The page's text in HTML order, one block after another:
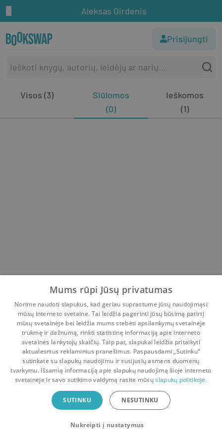
Aleksas Girdenis
Prisijungti
Visos (3)
Siūlomos
(0)
Ieškomos
(1)
Pradinis Krepšelis Pokalbiai Pranešimai Paskyra
Bookswap programėlė
Mainykis knygomis dar patogiau!
Uždaryti
Mums rūpi Jūsų privatumas
Norime naudoti slapukus, kad geriau suprastume jūsų naudojimąsi
mūsų interneto svetaine. Tai leidžia pagerinti jūsų būsimą patirtį
mūsų svetainėje bei leidžia mums stebėti apsilankymų svetainėje
trukmę ir dažnumą, rinkti statistinę informaciją apie interneto
svetainės lankytojų skaičių. Taip pat, slapukai leidžia pritaikyti
aktualesnius reklaminius pranešimus. Paspausdami „Sutinku“
sutinkate su slapukų naudojimu ir susijusių asmens duomenų
tvarkymu. Išsamią informaciją apie slapukų naudojimą šioje interneto
svetainėje ir savo sutikimo valdymą rasite mūsųslapukų politikoje.
SUTINKU NESUTINKU
Nukreipti į nustatymus